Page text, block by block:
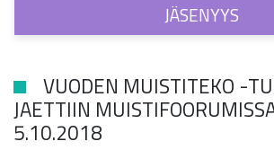
JÄSENYYS
VUODEN MUISTITEKO -
JAETTIIN
5.10.2018